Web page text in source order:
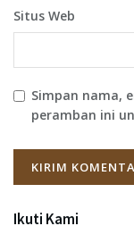
Situs Web
Simpan nama,
peramban ini
Ikuti Kami